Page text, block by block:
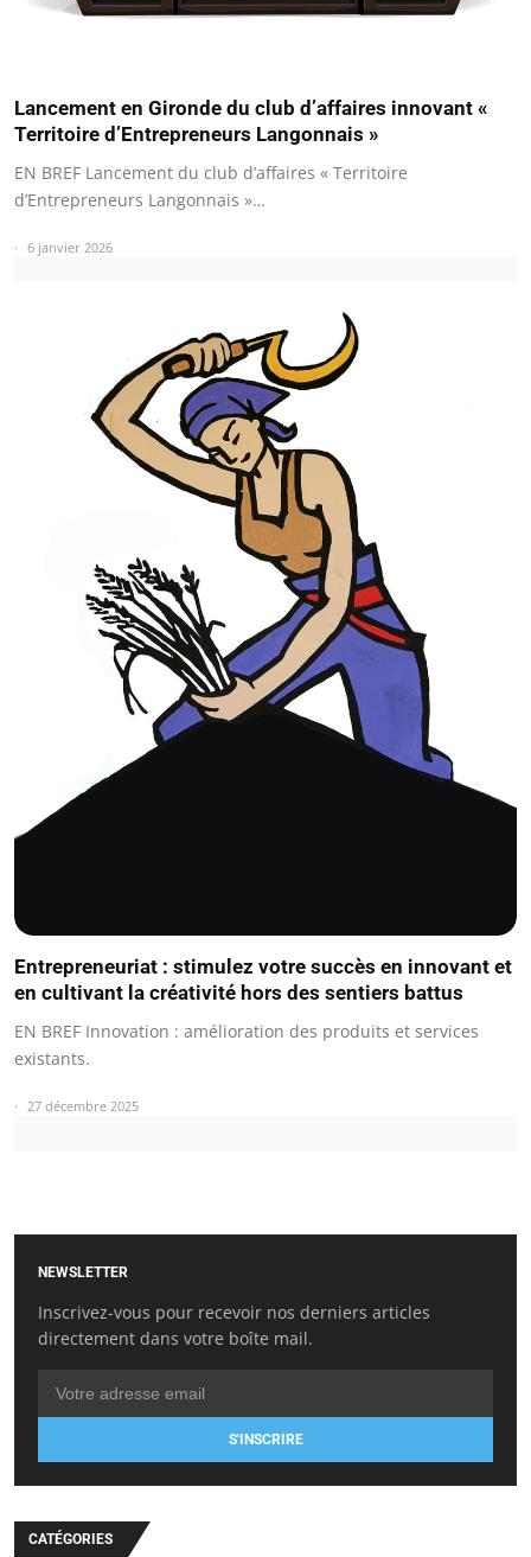
Lancement en Gironde du club d’affaires innovant «
Territoire d’Entrepreneurs Langonnais »
EN BREF Lancement du club d’affaires « Territoire
d’Entrepreneurs Langonnais »…
6 janvier 2026
Entrepreneuriat : stimulez votre succès en innovant et
en cultivant la créativité hors des sentiers battus
EN BREF Innovation : amélioration des produits et services
existants.
27 décembre 2025
NEWSLETTER
Inscrivez-vous pour recevoir nos derniers articles
directement dans votre boîte mail.
S'INSCRIRE
CATÉGORIES